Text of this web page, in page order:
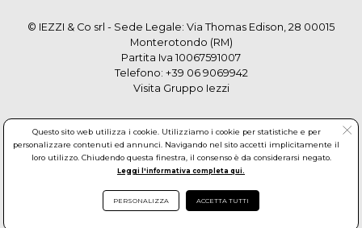
© IEZZI & Co srl - Sede Legale: Via Thomas Edison, 28 00015
Monterotondo (RM)
Partita Iva 10067591007
Telefono: +39 06 9069942
Visita Gruppo Iezzi
© Copyright by Gruppo Iezzi. All rights reserved. Powered by
Questo sito web utilizza i cookie. Utilizziamo i cookie per statistiche e per
personalizzare contenuti ed annunci. Navigando nel sito accetti implicitamente il
loro utilizzo. Chiudendo questa finestra, il consenso è da considerarsi negato.
Leggi l'informativa completa qui.
PERSONALIZZA ACCETTA TUTTI